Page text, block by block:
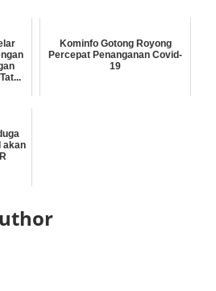
Kominfo Gotong Royong
Percepat Penanganan Covid-
19
akan